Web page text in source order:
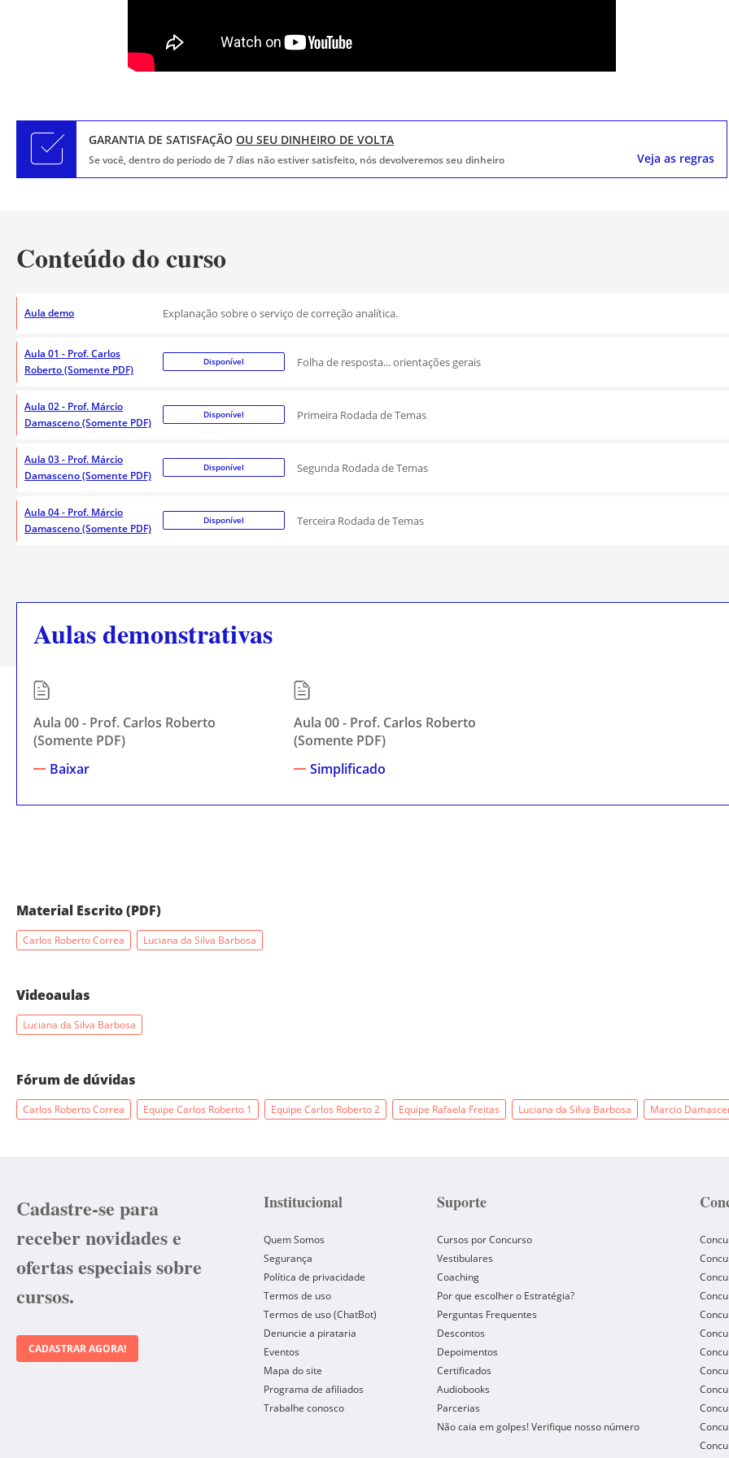
GARANTIA DE SATISFAÇÃOOU SEU DINHEIRO DE VOLTA
Se você, dentro do período de 7 dias não estiver satisfeito, nós devolveremos seu dinheiro Veja as regras
Conteúdo do curso
Aula demo Explanação sobre o serviço de correção analítica.
Aula 01 - Prof. Carlos
Roberto (Somente PDF)
Disponível Folha de resposta... orientações gerais
Aula 02 - Prof. Márcio
Damasceno (Somente PDF)
Disponível Primeira Rodada de Temas
Aula 03 - Prof. Márcio
Damasceno (Somente PDF)
Disponível Segunda Rodada de Temas
Aula 04 - Prof. Márcio
Damasceno (Somente PDF)
Disponível Terceira Rodada de Temas
Aulas demonstrativas
Aula 00 - Prof. Carlos Roberto
(Somente PDF)
Baixar
Aula 00 - Prof. Carlos Roberto
(Somente PDF)
Simplificado
Material Escrito (PDF)
Carlos Roberto Correa Luciana da Silva Barbosa
Videoaulas
Luciana da Silva Barbosa
Fórum de dúvidas
Carlos Roberto Correa Equipe Carlos Roberto 1 Equipe Carlos Roberto 2 Equipe Rafaela Freitas Luciana da Silva Barbosa Marcio
Cadastre-se para
receber novidades e
ofertas especiais sobre
cursos.
CADASTRAR AGORA!
Institucional
Quem Somos
Segurança
Política de privacidade
Termos de uso
Termos de uso (ChatBot)
Denuncie a pirataria
Eventos
Mapa do site
Programa de afiliados
Trabalhe conosco
Suporte
Cursos por Concurso
Vestibulares
Coaching
Por que escolher o Estratégia?
Perguntas Frequentes
Descontos
Depoimentos
Certificados
Audiobooks
Parcerias
Não caia em golpes! Verifique nosso número